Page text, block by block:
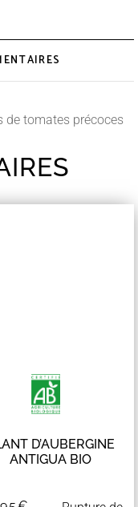
de tomates précoces
D’AUBERGINE
ANTIGUA BIO